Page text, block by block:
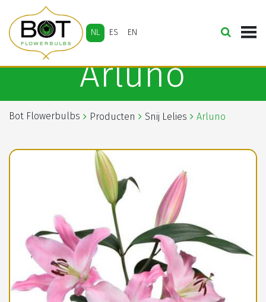
NL ES EN
Arluno
Bot Flowerbulbs Producten Snij Lelies Arluno